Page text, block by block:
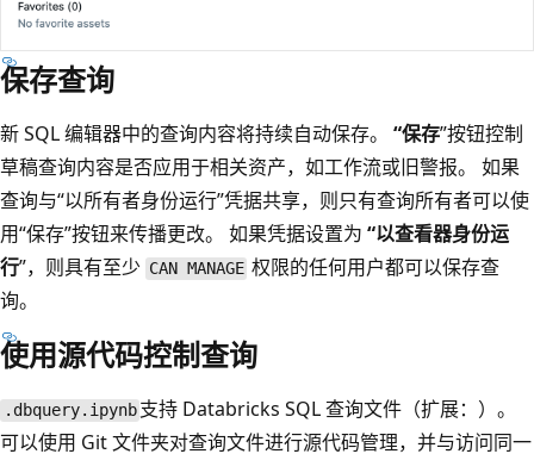
保存查询
新 SQL 编辑器中的查询内容将持续自动保存。 “保存”按钮控制
草稿查询内容是否应用于相关资产，如工作流或旧警报。 如果
查询与“以所有者身份运行”凭据共享，则只有查询所有者可以使
用“保存”按钮来传播更改。 如果凭据设置为 “以查看器身份运
行”，则具有至少 CAN MANAGE 权限的任何用户都可以保存查
询。
使用源代码控制查询
.dbquery.ipynb 支持 Databricks SQL 查询文件（扩展： ）。
可以使用 Git 文件夹对查询文件进行源代码管理，并与访问同一